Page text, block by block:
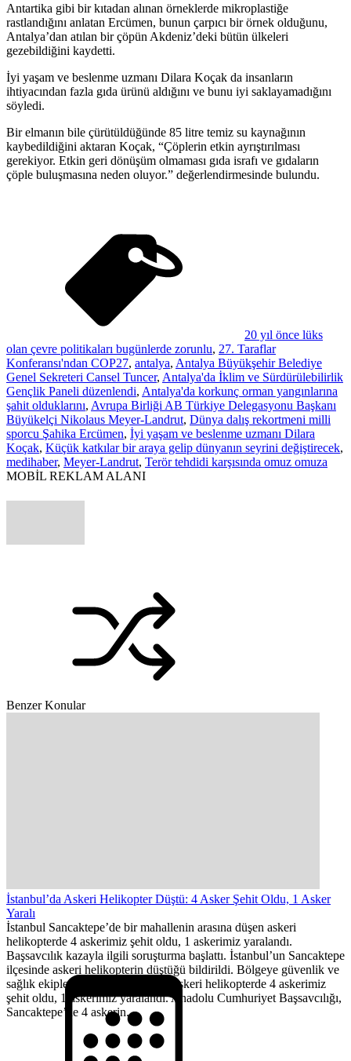
Antartika gibi bir kıtadan alınan örneklerde mikroplastiğe
rastlandığını anlatan Ercümen, bunun çarpıcı bir örnek olduğunu,
Antalya’dan atılan bir çöpün Akdeniz’deki bütün ülkeleri
gezebildiğini kaydetti.
İyi yaşam ve beslenme uzmanı Dilara Koçak da insanların
ihtiyacından fazla gıda ürünü aldığını ve bunu iyi saklayamadığını
söyledi.
Bir elmanın bile çürütüldüğünde 85 litre temiz su kaynağının
kaybedildiğini aktaran Koçak, “Çöplerin etkin ayrıştırılması
gerekiyor. Etkin geri dönüşüm olmaması gıda israfı ve gıdaların
çöple buluşmasına neden oluyor.” değerlendirmesinde bulundu.
20 yıl önce lüks
olan çevre politikaları bugünlerde zorunlu, 27. Taraflar
Konferansı'ndan COP27, antalya, Antalya Büyükşehir Belediye
Genel Sekreteri Cansel Tuncer, Antalya'da İklim ve Sürdürülebilirlik
Gençlik Paneli düzenlendi, Antalya'da korkunç orman yangınlarına
şahit olduklarını, Avrupa Birliği AB Türkiye Delegasyonu Başkanı
Büyükelçi Nikolaus Meyer-Landrut, Dünya dalış rekortmeni milli
sporcu Şahika Ercümen, İyi yaşam ve beslenme uzmanı Dilara
Koçak, Küçük katkılar bir araya gelip dünyanın seyrini değiştirecek,
medihaber, Meyer-Landrut, Terör tehdidi karşısında omuz omuza
MOBİL REKLAM ALANI
Benzer Konular
İstanbul’da Askeri Helikopter Düştü: 4 Asker Şehit Oldu, 1 Asker
Yaralı
İstanbul Sancaktepe’de bir mahallenin arasına düşen askeri
helikopterde 4 askerimiz şehit oldu, 1 askerimiz yaralandı.
Başsavcılık kazayla ilgili soruşturma başlattı. İstanbul’un Sancaktepe
ilçesinde askeri helikopterin düştüğü bildirildi. Bölgeye güvenlik ve
sağlık ekipleri sevk edildi. Düşen askeri helikopterde 4 askerimiz
şehit oldu, 1 askerimiz yaralandı. Anadolu Cumhuriyet Başsavcılığı,
Sancaktepe’de 4 askerin...